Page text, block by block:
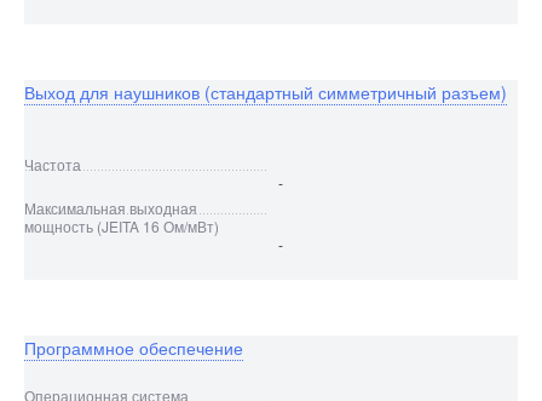
Выход для наушников (стандартный симметричный разъем)
Частота
-
Максимальная выходная
мощность (JEITA 16 Ом/мВт)
-
Программное обеспечение
Операционная система